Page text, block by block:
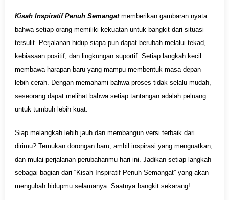
Kisah Inspiratif Penuh Semangatmemberikan gambaran nyata
bahwa setiap orang memiliki kekuatan untuk bangkit dari situasi
tersulit. Perjalanan hidup siapa pun dapat berubah melalui tekad,
kebiasaan positif, dan lingkungan suportif. Setiap langkah kecil
membawa harapan baru yang mampu membentuk masa depan
lebih cerah. Dengan memahami bahwa proses tidak selalu mudah,
seseorang dapat melihat bahwa setiap tantangan adalah peluang
untuk tumbuh lebih kuat.
Siap melangkah lebih jauh dan membangun versi terbaik dari
dirimu? Temukan dorongan baru, ambil inspirasi yang menguatkan,
dan mulai perjalanan perubahanmu hari ini. Jadikan setiap langkah
sebagai bagian dari “Kisah Inspiratif Penuh Semangat” yang akan
mengubah hidupmu selamanya. Saatnya bangkit sekarang!